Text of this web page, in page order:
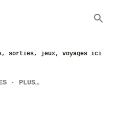
sorties, jeux, voyages ici
PLUS…